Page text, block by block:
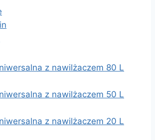
z nawilżaczem 80 L
z nawilżaczem 50 L
z nawilżaczem 20 L